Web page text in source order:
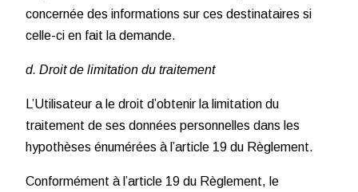
concernée des informations sur ces destinataires si
celle-ci en fait la demande.
d. Droit de limitation du traitement
L’Utilisateur a le droit d’obtenir la limitation du
traitement de ses données personnelles dans les
hypothèses énumérées à l’article 19 du Règlement.
Conformément à l’article 19 du Règlement, le